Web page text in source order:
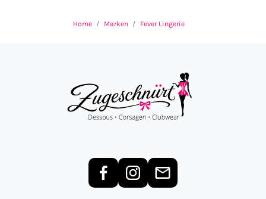
Home Marken Fever Lingerie